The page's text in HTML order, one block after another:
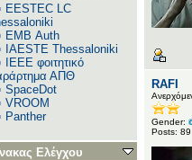
EESTEC LC
EΜΒ Auth
IAESTE Thessaloniki
IEEE φοιτητικό
ΑΠΘ
SpaceDot
VROOM
Panther
Ελέγχου
RAFI
Gender:
Posts: 89